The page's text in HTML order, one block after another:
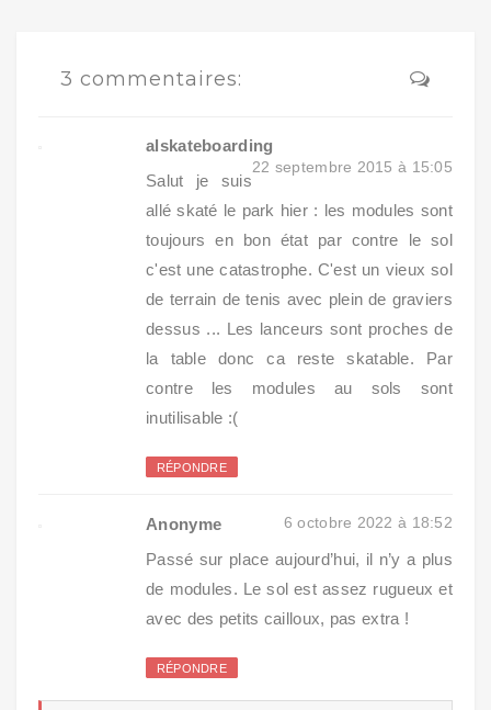
3 commentaires:
alskateboarding
22 septembre 2015 à 15:05
Salut je suis
allé skaté le park hier : les modules sont
toujours en bon état par contre le sol
c'est une catastrophe. C'est un vieux sol
de terrain de tenis avec plein de graviers
dessus ... Les lanceurs sont proches de
la table donc ca reste skatable. Par
contre les modules au sols sont
inutilisable :(
RÉPONDRE
Anonyme 6 octobre 2022 à 18:52
Passé sur place aujourd’hui, il n’y a plus
de modules. Le sol est assez rugueux et
avec des petits cailloux, pas extra !
RÉPONDRE